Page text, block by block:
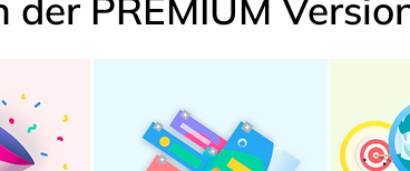
PREMIUM